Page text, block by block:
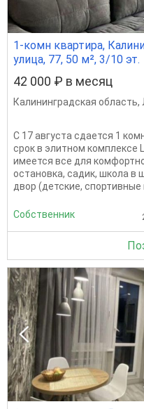
1-комн квартира,
улица, 77, 50 м², 3/10 эт.
42 000 ₽ в месяц
Калининградская область,
С 17 августа сдается 1
срок в элитном комплексе
имеется все для
остановка, садик, школа в
двор (детские, спортивные
Собственник